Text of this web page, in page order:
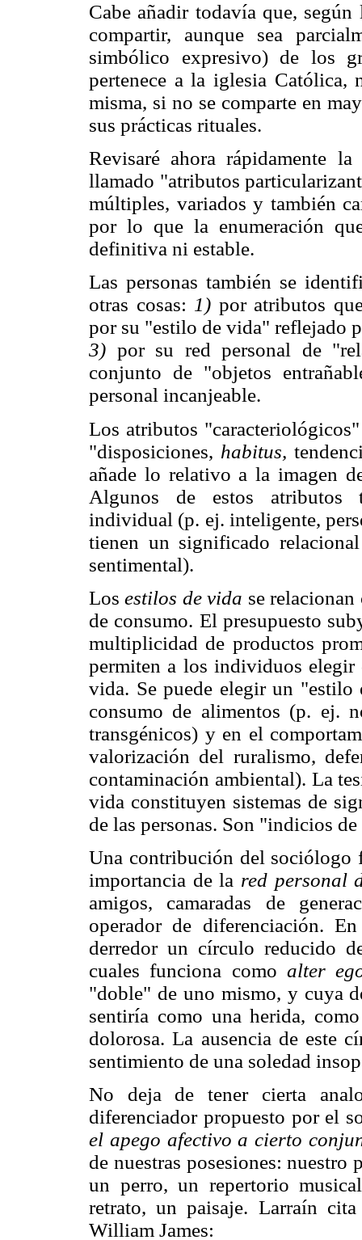
Cabe añadir todavía que,
compartir, aunque sea
simbólico expresivo) de los
pertenece a la iglesia Católica,
misma, si no se comparte en
sus prácticas rituales.
Revisaré ahora rápidamente
llamado "atributos
múltiples, variados y también
por lo que la enumeración
definitiva ni estable.
Las personas también se
otras cosas: 1) por atributos
por su "estilo de vida" reflejado
3) por su red personal de
conjunto de "objetos
personal incanjeable.
Los atributos
"disposiciones, habitus,
añade lo relativo a la imagen
Algunos de estos atributos
individual (p. ej. inteligente,
tienen un significado
sentimental).
Losestilos de vida se relacionan
de consumo. El presupuesto
multiplicidad de productos
permiten a los individuos elegir
vida. Se puede elegir un
consumo de alimentos (p. ej.
transgénicos) y en el
valorización del ruralismo,
contaminación ambiental). La
vida constituyen sistemas de
de las personas. Son "indicios
Una contribución del sociólogo
importancia de la red personal
amigos, camaradas de
operador de diferenciación.
derredor un círculo reducido
cuales funciona como alter
"doble" de uno mismo, y cuya
sentiría como una herida,
dolorosa. La ausencia de este
sentimiento de una soledad
No deja de tener cierta
diferenciador propuesto por el
el apego afectivo a cierto
de nuestras posesiones:
un perro, un repertorio
retrato, un paisaje. Larraín
William James: